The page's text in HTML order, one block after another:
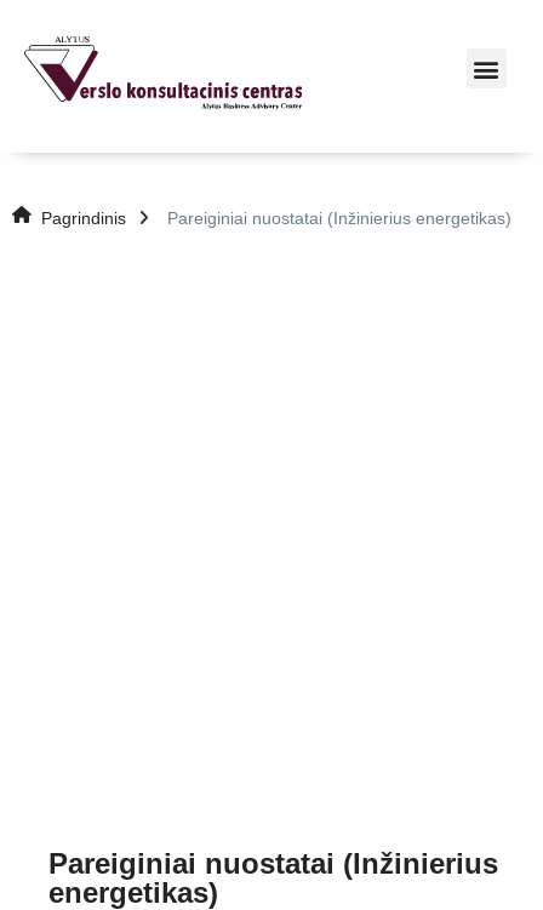
Pagrindinis Pareiginiai nuostatai (Inžinierius energetikas)
Pareiginiai nuostatai (Inžinierius
energetikas)